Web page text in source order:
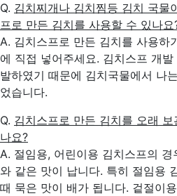
Q. 김치찌개나 김치찜등 김치 국물
프로 만든 김치를 사용할 수 있나요
A. 김치스프로 만든 김치를 사용하
에 직접 넣어주세요. 김치스프 개
발하였기 때문에 김치국물에서 나
었습니다.
Q. 김치스프로 만든 김치를 오래
나요?
A. 절임용, 어린이용 김치스프의
와 같은 맛이 납니다. 특히 절임용
때 묵은 맛이 배가 됩니다. 겉절이